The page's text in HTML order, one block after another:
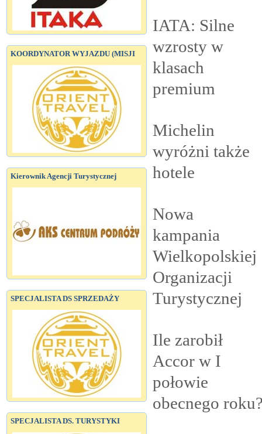
KOORDYNATOR WYJAZDU (MISJI
Kierownik Agencji Turystycznej
SPECJALISTA DS SPRZEDAŻY
SPECJALISTA DS. TURYSTYKI
IATA: Silne
wzrosty w
klasach
premium
Michelin
wyróżni także
hotele
Nowa
kampania
Wielkopolskiej
Organizacji
Turystycznej
Ile zarobił
Accor w I
połowie
obecnego